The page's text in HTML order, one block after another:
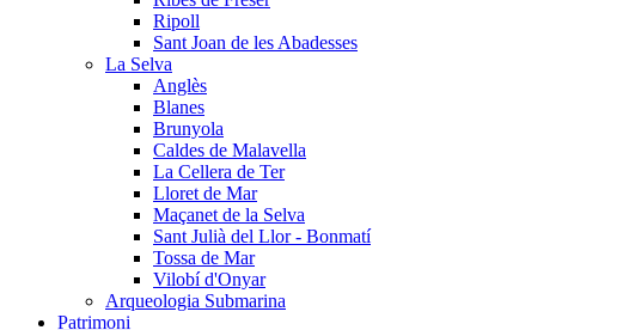
Ripoll
Sant Joan de les Abadesses
La Selva
Anglès
Blanes
Brunyola
Caldes de Malavella
La Cellera de Ter
Lloret de Mar
Maçanet de la Selva
Sant Julià del Llor - Bonmatí
Tossa de Mar
Vilobí d'Onyar
Arqueologia Submarina
Patrimoni